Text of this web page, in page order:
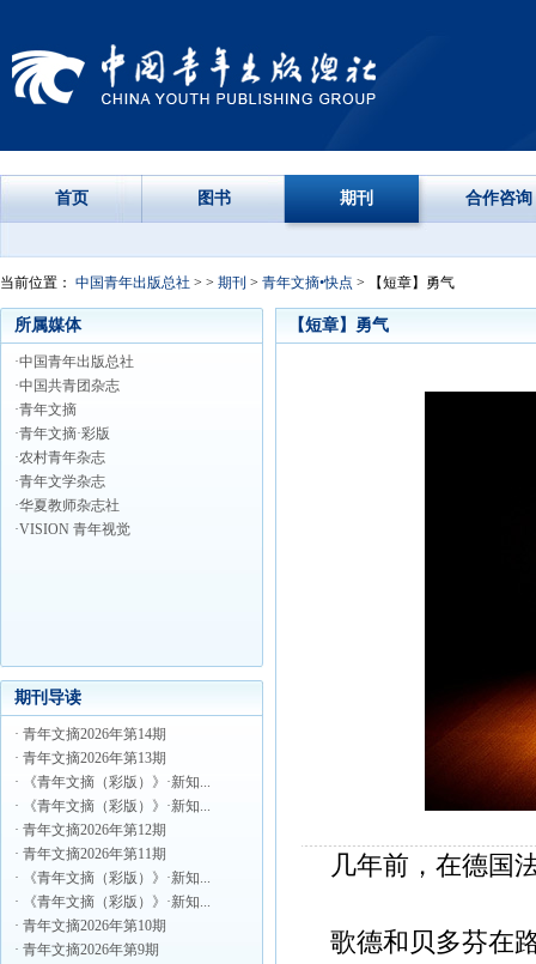
首页 图书 期刊 合作咨询
当前位置： 中国青年出版总社 > > 期刊 > 青年文摘•快点 > 【短章】勇气
所属媒体
·中国青年出版总社
·中国共青团杂志
·青年文摘
·青年文摘·彩版
·农村青年杂志
·青年文学杂志
·华夏教师杂志社
·VISION 青年视觉
期刊导读
· 青年文摘2026年第14期
· 青年文摘2026年第13期
· 《青年文摘（彩版）》·新知...
· 《青年文摘（彩版）》·新知...
· 青年文摘2026年第12期
· 青年文摘2026年第11期
· 《青年文摘（彩版）》·新知...
· 《青年文摘（彩版）》·新知...
· 青年文摘2026年第10期
· 青年文摘2026年第9期
【短章】勇气
几年前，在德国
歌德和贝多芬在